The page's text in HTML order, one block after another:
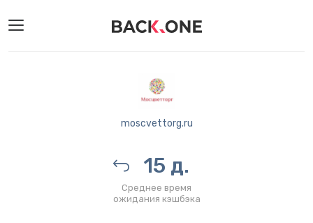
moscvettorg.ru
15 д.
Среднее время
ожидания кэшбэка